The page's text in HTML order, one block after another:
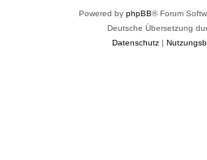
Powered by phpBB® Forum
Deutsche Übersetzung
Datenschutz|